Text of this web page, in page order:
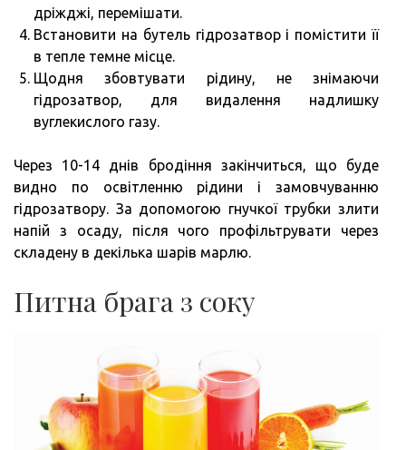
дріжджі, перемішати.
Встановити на бутель гідрозатвор і помістити її
в тепле темне місце.
Щодня збовтувати рідину, не знімаючи
гідрозатвор, для видалення надлишку
вуглекислого газу.
Через 10-14 днів бродіння закінчиться, що буде
видно по освітленню рідини і замовчуванню
гідрозатвору. За допомогою гнучкої трубки злити
напій з осаду, після чого профільтрувати через
складену в декілька шарів марлю.
Питна брага з соку